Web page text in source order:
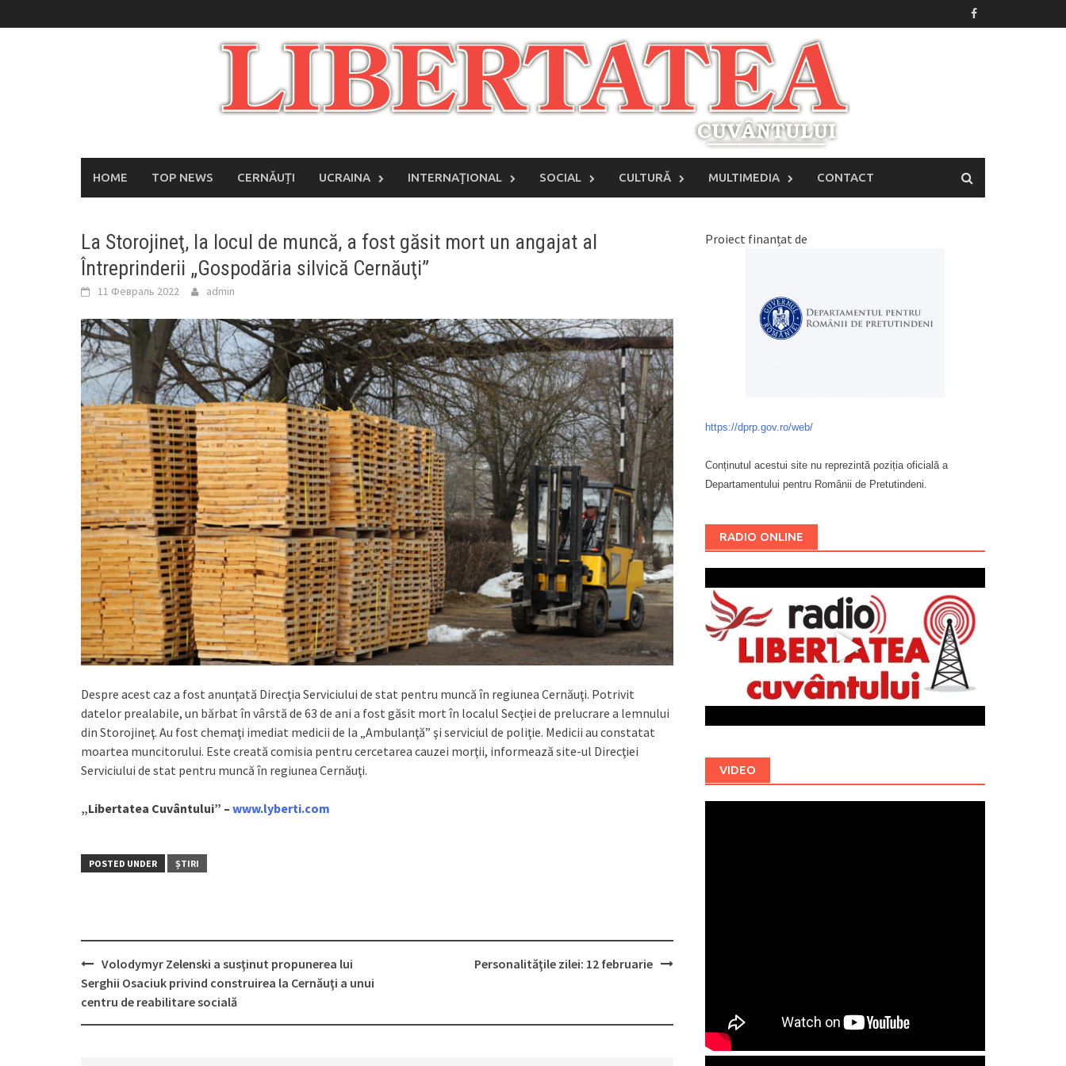
to
HOME TOP NEWS CERNĂUȚI UCRAINA INTERNAŢIONAL SOCIAL CULTURĂ MULTIMEDIA CONTACT
La Storojineţ, la locul de muncă, a fost găsit mort un angajat al
Întreprinderii „Gospodăria silvică Cernăuţi”
11 Февраль 2022 admin
Despre acest caz a fost anunţată Direcţia Serviciului de stat pentru muncă în regiunea Cernăuţi. Potrivit
datelor prealabile, un bărbat în vârstă de 63 de ani a fost găsit mort în localul Secţiei de prelucrare a lemnului
din Storojineţ. Au fost chemaţi imediat medicii de la „Ambulanţă” şi serviciul de poliţie. Medicii au constatat
moartea muncitorului. Este creată comisia pentru cercetarea cauzei morţii, informează site-ul Direcţiei
Serviciului de stat pentru muncă în regiunea Cernăuţi.
„Libertatea Cuvântului” – www.lyberti.com
POSTED UNDER ȘTIRI
Post
navigation
Volodymyr Zelenski a susţinut propunerea lui
Serghii Osaciuk privind construirea la Cernăuţi a unui
centru de reabilitare socială
Personalităţile zilei: 12 februarie
Proiect finanțat de
https://dprp.gov.ro/web/
Conținutul acestui site nu reprezintă poziția oficială a
Departamentului pentru Românii de Pretutindeni.
RADIO ONLINE
VIDEO